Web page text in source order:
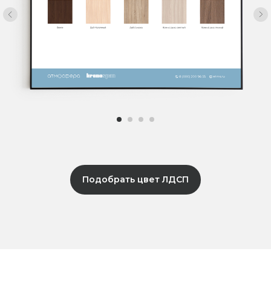
Подобрать цвет ЛДСП